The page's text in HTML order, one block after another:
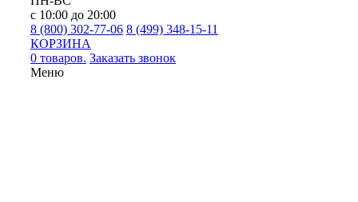
с 10:00 до 20:00
8 (800) 302-77-06 8 (499) 348-15-11
КОРЗИНА
0 товаров. Заказать звонок
Меню